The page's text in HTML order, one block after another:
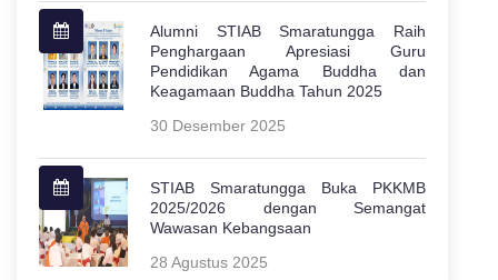
Alumni STIAB Smaratungga Raih
Penghargaan Apresiasi Guru
Pendidikan Agama Buddha dan
Keagamaan Buddha Tahun 2025
30 Desember 2025
STIAB Smaratungga Buka PKKMB
2025/2026 dengan Semangat
Wawasan Kebangsaan
28 Agustus 2025